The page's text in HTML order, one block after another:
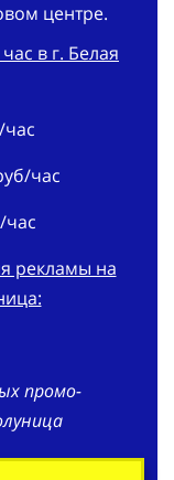
центре.
в г. Белая
час
час
рекламы на
промо-